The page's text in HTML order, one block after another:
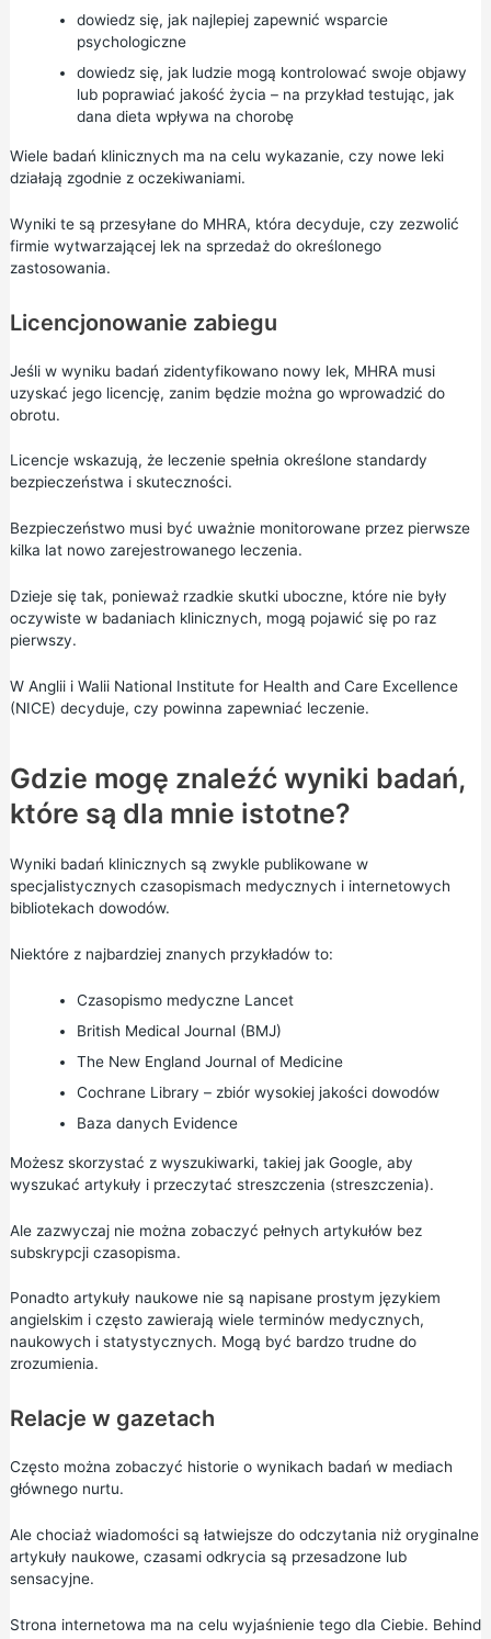
dowiedz się, jak najlepiej zapewnić wsparcie
psychologiczne
dowiedz się, jak ludzie mogą kontrolować swoje objawy
lub poprawiać jakość życia – na przykład testując, jak
dana dieta wpływa na chorobę
Wiele badań klinicznych ma na celu wykazanie, czy nowe leki
działają zgodnie z oczekiwaniami.
Wyniki te są przesyłane do MHRA, która decyduje, czy zezwolić
firmie wytwarzającej lek na sprzedaż do określonego
zastosowania.
Licencjonowanie zabiegu
Jeśli w wyniku badań zidentyfikowano nowy lek, MHRA musi
uzyskać jego licencję, zanim będzie można go wprowadzić do
obrotu.
Licencje wskazują, że leczenie spełnia określone standardy
bezpieczeństwa i skuteczności.
Bezpieczeństwo musi być uważnie monitorowane przez pierwsze
kilka lat nowo zarejestrowanego leczenia.
Dzieje się tak, ponieważ rzadkie skutki uboczne, które nie były
oczywiste w badaniach klinicznych, mogą pojawić się po raz
pierwszy.
W Anglii i Walii National Institute for Health and Care Excellence
(NICE) decyduje, czy powinna zapewniać leczenie.
Gdzie mogę znaleźć wyniki badań,
które są dla mnie istotne?
Wyniki badań klinicznych są zwykle publikowane w
specjalistycznych czasopismach medycznych i internetowych
bibliotekach dowodów.
Niektóre z najbardziej znanych przykładów to:
Czasopismo medyczne Lancet
British Medical Journal (BMJ)
The New England Journal of Medicine
Cochrane Library – zbiór wysokiej jakości dowodów
Baza danych Evidence
Możesz skorzystać z wyszukiwarki, takiej jak Google, aby
wyszukać artykuły i przeczytać streszczenia (streszczenia).
Ale zazwyczaj nie można zobaczyć pełnych artykułów bez
subskrypcji czasopisma.
Ponadto artykuły naukowe nie są napisane prostym językiem
angielskim i często zawierają wiele terminów medycznych,
naukowych i statystycznych. Mogą być bardzo trudne do
zrozumienia.
Relacje w gazetach
Często można zobaczyć historie o wynikach badań w mediach
głównego nurtu.
Ale chociaż wiadomości są łatwiejsze do odczytania niż oryginalne
artykuły naukowe, czasami odkrycia są przesadzone lub
sensacyjne.
Strona internetowa ma na celu wyjaśnienie tego dla Ciebie. Behind